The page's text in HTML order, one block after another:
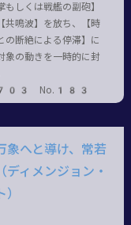
もしくは戦艦の副砲】
共鳴波】を放ち、【時
の断絶による停滞】に
象の動きを一時的に封
No.183
象へと導け、常若
ディメンジョン・